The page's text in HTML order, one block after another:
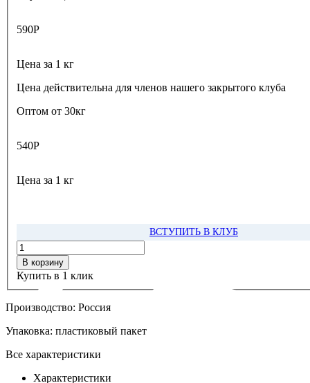
590Р
Цена за 1 кг
Цена действительна для членов нашего закрытого клуба
Оптом от 30кг
540Р
Цена за 1 кг
ВСТУПИТЬ В КЛУБ
В корзину
Купить в 1 клик
Производство: Россия
Упаковка: пластиковый пакет
Все характеристики
Характеристики